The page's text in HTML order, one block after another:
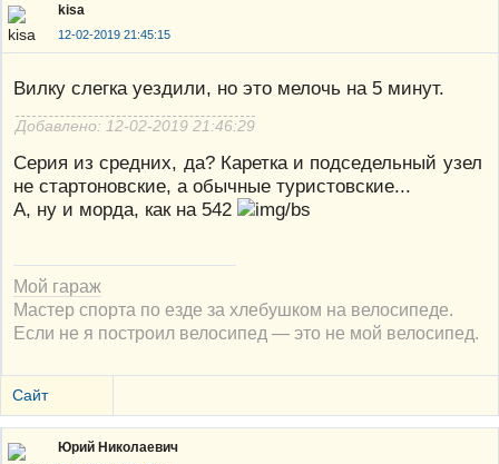
kisa
12-02-2019 21:45:15
Вилку слегка уездили, но это мелочь на 5 минут.
Добавлено: 12-02-2019 21:46:29
Серия из средних, да? Каретка и подседельный узел
не стартоновские, а обычные туристовские...
А, ну и морда, как на 542
Мой гараж
Мастер спорта по езде за хлебушком на велосипеде.
Если не я построил велосипед — это не мой велосипед.
Сайт
Юрий Николаевич